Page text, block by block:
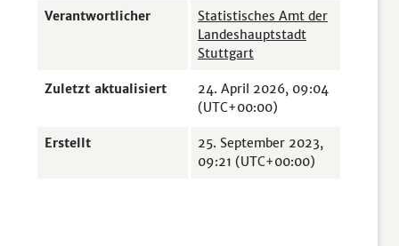
Verantwortlicher
Statistisches Amt der
Landeshauptstadt
Stuttgart
Zuletzt aktualisiert
24. April 2026, 09:04
(UTC+00:00)
Erstellt
25. September 2023,
09:21 (UTC+00:00)